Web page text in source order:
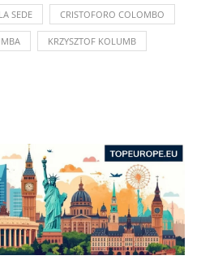
SEDE CRISTOFORO COLOMBO
KRZYSZTOF KOLUMB